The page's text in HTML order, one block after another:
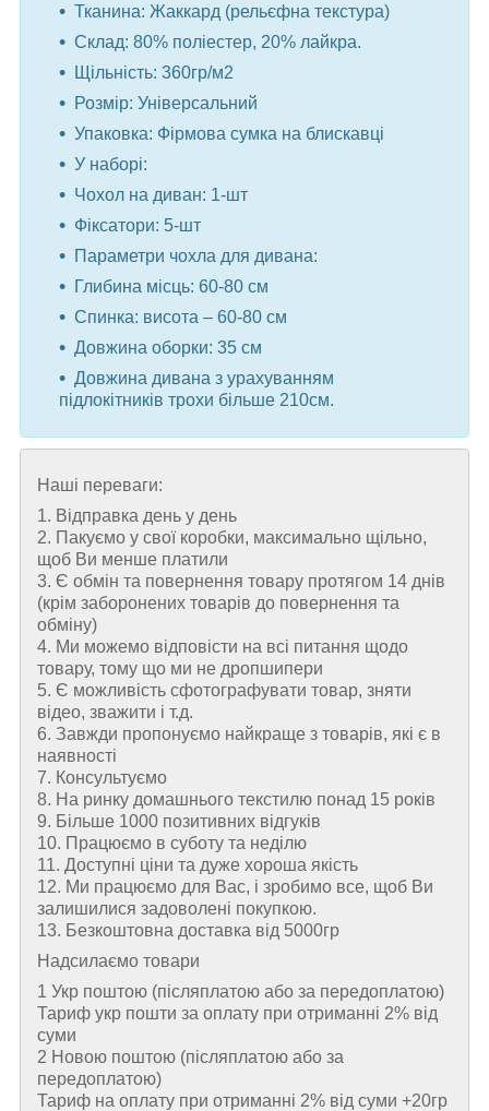
Тканина: Жаккард (рельєфна текстура)
Склад: 80% поліестер, 20% лайкра.
Щільність: 360гр/м2
Розмір: Універсальний
Упаковка: Фірмова сумка на блискавці
У наборі:
Чохол на диван: 1-шт
Фіксатори: 5-шт
Параметри чохла для дивана:
Глибина місць: 60-80 см
Спинка: висота – 60-80 см
Довжина оборки: 35 см
Довжина дивана з урахуванням
підлокітників трохи більше 210см.
Наші переваги:
1. Відправка день у день
2. Пакуємо у свої коробки, максимально щільно,
щоб Ви менше платили
3. Є обмін та повернення товару протягом 14 днів
(крім заборонених товарів до повернення та
обміну)
4. Ми можемо відповісти на всі питання щодо
товару, тому що ми не дропшипери
5. Є можливість сфотографувати товар, зняти
відео, зважити і т.д.
6. Завжди пропонуємо найкраще з товарів, які є в
наявності
7. Консультуємо
8. На ринку домашнього текстилю понад 15 років
9. Більше 1000 позитивних відгуків
10. Працюємо в суботу та неділю
11. Доступні ціни та дуже хороша якість
12. Ми працюємо для Вас, і зробимо все, щоб Ви
залишилися задоволені покупкою.
13. Безкоштовна доставка від 5000гр
Надсилаємо товари
1 Укр поштою (пiсляплатою або за передоплатою)
Тариф укр пошти за оплату при отриманні 2% від
суми
2 Новою поштою (пiсляплатою або за
передоплатою)
Тариф на оплату при отриманні 2% від суми +20гр